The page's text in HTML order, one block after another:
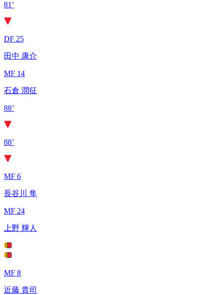
81’
DF 25
田中 康介
MF 14
石倉 潤征
88’
88’
MF 6
長谷川 隼
MF 24
上野 輝人
MF 8
近藤 貴司